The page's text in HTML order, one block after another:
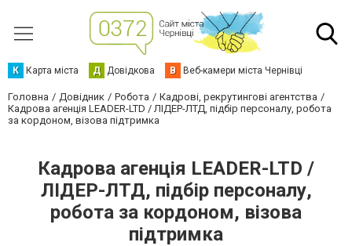
К Карта міста Д Довідкова В Веб-камери міста Чернівці
Головна Довідник Робота
Кадрові, рекрутингові агентства
Кадрова агенція LEADER-LTD / ЛІДЕР-ЛТД, підбір персоналу, робота
за кордоном, візова підтримка
Кадрова агенція LEADER-LTD /
ЛІДЕР-ЛТД, підбір персоналу,
робота за кордоном, візова
підтримка